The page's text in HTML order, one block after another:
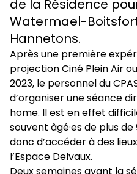
de la Résidence
Watermael-
Hannetons.
Après une première
projection Ciné Plein Air
2023, le personnel du
d’organiser une séance
home. Il est en effet
souvent âgé·es de plus
donc d’accéder à des
l’Espace Delvaux.
Deux semaines avant la